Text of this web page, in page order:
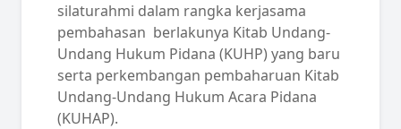
silaturahmi dalam rangka kerjasama
pembahasan berlakunya Kitab Undang-
Undang Hukum Pidana (KUHP) yang baru
serta perkembangan pembaharuan Kitab
Undang-Undang Hukum Acara Pidana
(KUHAP).